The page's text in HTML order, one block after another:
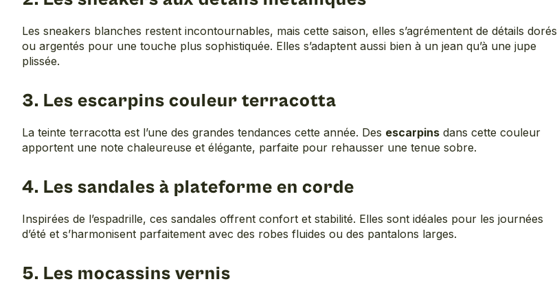
Les sneakers blanches restent incontournables, mais cette saison, elles s’agrémentent de détails dorés
ou argentés pour une touche plus sophistiquée. Elles s’adaptent aussi bien à un jean qu’à une jupe
plissée.
3. Les escarpins couleur terracotta
La teinte terracotta est l’une des grandes tendances cette année. Des escarpins dans cette couleur
apportent une note chaleureuse et élégante, parfaite pour rehausser une tenue sobre.
4. Les sandales à plateforme en corde
Inspirées de l’espadrille, ces sandales offrent confort et stabilité. Elles sont idéales pour les journées
d’été et s’harmonisent parfaitement avec des robes fluides ou des pantalons larges.
5. Les mocassins vernis